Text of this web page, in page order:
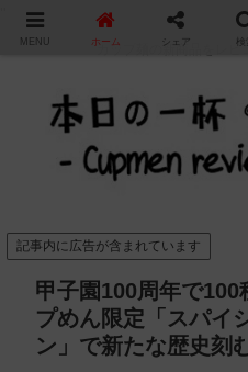
カップ麺の新商品をレビ
記事内に広告が含まれています
甲子園100周年で100
プめん限定「スパイ
ン」で新たな歴史刻
MENU ホーム シェア 検